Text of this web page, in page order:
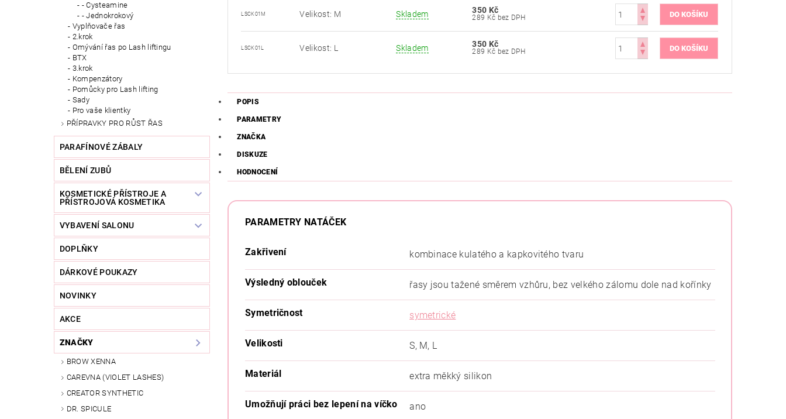
- Cysteamine
- Jednokrokový
Vyplňovače řas
2.krok
Omývání řas po Lash liftingu
BTX
3.krok
Kompenzátory
Pomůcky pro Lash lifting
Sady
Pro vaše klientky
PŘÍPRAVKY PRO RŮST ŘAS
PARAFÍNOVÉ ZÁBALY
BĚLENÍ ZUBŮ
KOSMETICKÉ PŘÍSTROJE A
PŘÍSTROJOVÁ KOSMETIKA
VYBAVENÍ SALONU
DOPLŇKY
DÁRKOVÉ POUKAZY
NOVINKY
AKCE
ZNAČKY
BROW XENNA
CAREVNA (VIOLET LASHES)
CREATOR SYNTHETIC
DR. SPICULE
LSCK01M Velikost: M Skladem 350 Kč
289 Kč bez DPH
LSCK01L Velikost: L Skladem 350 Kč
289 Kč bez DPH
POPIS
PARAMETRY
ZNAČKA
DISKUZE
HODNOCENÍ
PARAMETRY NATÁČEK
Zakřivení kombinace kulatého a kapkovitého tvaru
Výsledný oblouček řasy jsou tažené směrem vzhůru, bez velkého zálomu dole nad kořínky
Symetričnost symetrické
Velikosti S, M, L
Materiál extra měkký silikon
Umožňují práci bez lepení na víčko ano